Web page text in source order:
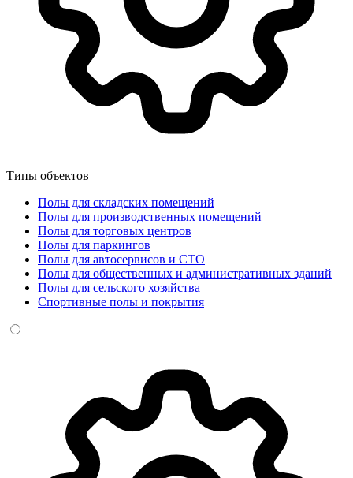
Типы объектов
Полы для складских помещений
Полы для производственных помещений
Полы для торговых центров
Полы для паркингов
Полы для автосервисов и СТО
Полы для общественных и административных зданий
Полы для сельского хозяйства
Спортивные полы и покрытия